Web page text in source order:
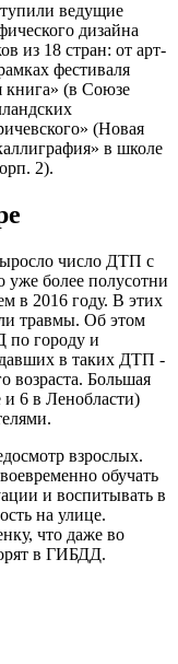
ведущие
дизайна
из 18 стран: от арт-
фестиваля
книга» (в Союзе
(Новая
в школе
2).
число ДТП с
уже более полусотни
в 2016 году. В этих
травмы. Об этом
по городу и
в таких ДТП -
возраста. Большая
и 6 в Ленобласти)
взрослых.
обучать
и воспитывать в
на улице.
что даже во
в ГИБДД.